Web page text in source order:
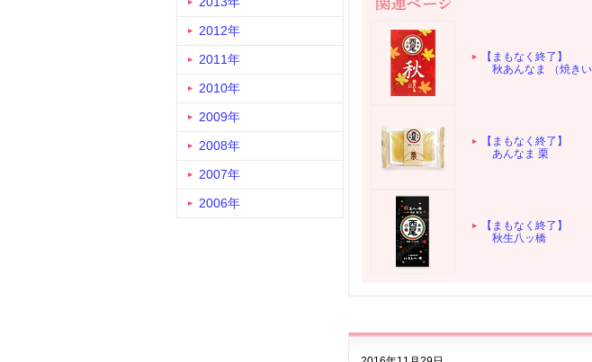
2012年
2011年
2010年
2009年
2008年
2007年
2006年
【まもなく終了】
秋あんなま （焼きい
【まもなく終了】
あんなま 栗
【まもなく終了】
秋生八ッ橋